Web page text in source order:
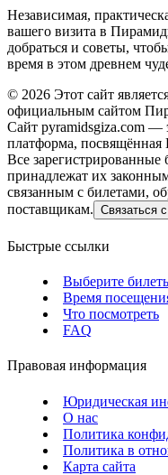
Независимая,
вашего визита в
добраться и советы,
время в этом древнем
© 2026 Этот сайт
официальным сайтом
Сайт pyramidsgiza.com —
платформа,
Все
принадлежат их
связанным с билетами,
поставщикам. Связаться
Быстрые ссылки
Выберите
Время
Что посмотреть
FAQ
Правовая информация
Юридическая
О нас
Политика
Политика в
Карта сайта